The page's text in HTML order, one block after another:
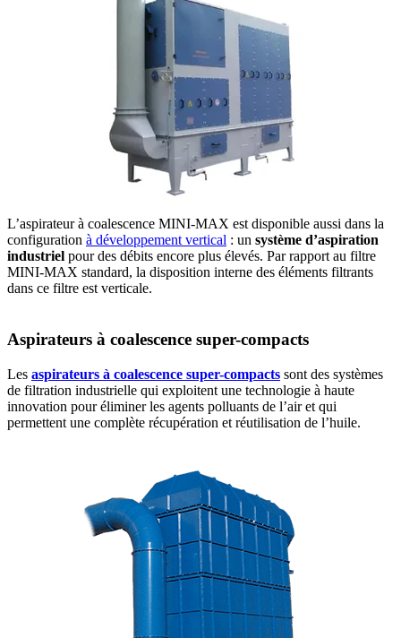
L’aspirateur à coalescence MINI-MAX est disponible aussi dans la
configuration à développement vertical : un système d’aspiration
industriel pour des débits encore plus élevés. Par rapport au filtre
MINI-MAX standard, la disposition interne des éléments filtrants
dans ce filtre est verticale.
Aspirateurs à coalescence super-compacts
Les aspirateurs à coalescence super-compacts sont des systèmes
de filtration industrielle qui exploitent une technologie à haute
innovation pour éliminer les agents polluants de l’air et qui
permettent une complète récupération et réutilisation de l’huile.